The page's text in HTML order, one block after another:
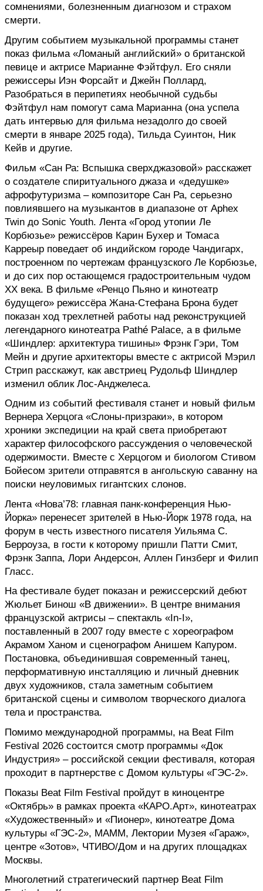
сомнениями, болезненным диагнозом и страхом
смерти.
Другим событием музыкальной программы станет
показ фильма «Ломаный английский» о британской
певице и актрисе Марианне Фэйтфул. Его сняли
режиссеры Иэн Форсайт и Джейн Поллард,
Разобраться в перипетиях необычной судьбы
Фэйтфул нам помогут сама Марианна (она успела
дать интервью для фильма незадолго до своей
смерти в январе 2025 года), Тильда Суинтон, Ник
Кейв и другие.
Фильм «Сан Ра: Вспышка сверхджазовой» расскажет
о создателе спиритуального джаза и «дедушке»
афрофутуризма – композиторе Сан Ра, серьезно
повлиявшего на музыкантов в диапазоне от Aphex
Twin до Sonic Youth. Лента «Город утопии Ле
Корбюзье» режиссёров Карин Бухер и Томаса
Карреыр поведает об индийском городе Чандигарх,
построенном по чертежам французского Ле Корбюзье,
и до сих пор остающемся градостроительным чудом
XX века. В фильме «Ренцо Пьяно и кинотеатр
будущего» режиссёра Жана-Стефана Брона будет
показан ход трехлетней работы над реконструкцией
легендарного кинотеатра Pathé Palace, а в фильме
«Шиндлер: архитектура тишины» Фрэнк Гэри, Том
Мейн и другие архитекторы вместе с актрисой Мэрил
Стрип расскажут, как австриец Рудольф Шиндлер
изменил облик Лос-Анджелеса.
Одним из событий фестиваля станет и новый фильм
Вернера Херцога «Слоны-призраки», в котором
хроники экспедиции на край света приобретают
характер философского рассуждения о человеческой
одержимости. Вместе с Херцогом и биологом Стивом
Бойесом зрители отправятся в ангольскую саванну на
поиски неуловимых гигантских слонов.
Лента «Нова’78: главная панк-конференция Нью-
Йорка» перенесет зрителей в Нью-Йорк 1978 года, на
форум в честь известного писателя Уильяма С.
Берроуза, в гости к которому пришли Патти Смит,
Фрэнк Заппа, Лори Андерсон, Аллен Гинзберг и Филип
Гласс.
На фестивале будет показан и режиссерский дебют
Жюльет Бинош «В движении». В центре внимания
французской актрисы – спектакль «In-I»,
поставленный в 2007 году вместе с хореографом
Акрамом Ханом и сценографом Анишем Капуром.
Постановка, объединившая современный танец,
перформативную инсталляцию и личный дневник
двух художников, стала заметным событием
британской сцены и символом творческого диалога
тела и пространства.
Помимо международной программы, на Beat Film
Festival 2026 состоится смотр программы «Док
Индустрия» – российской секции фестиваля, которая
проходит в партнерстве с Домом культуры «ГЭС-2».
Показы Beat Film Festival пройдут в киноцентре
«Октябрь» в рамках проекта «КАРО.Арт», кинотеатрах
«Художественный» и «Пионер», кинотеатре Дома
культуры «ГЭС-2», МАММ, Лектории Музея «Гараж»,
центре «Зотов», ЧТИВО/Дом и на других площадках
Москвы.
Многолетний стратегический партнер Beat Film